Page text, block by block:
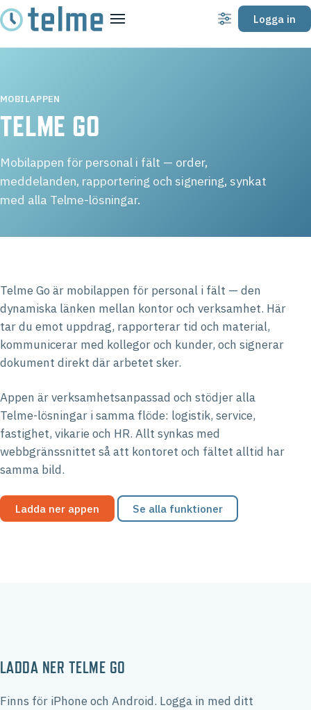
Meny Inställningar
Logga in
MOBILAPPEN
TELME GO
Mobilappen för personal i fält — order,
meddelanden, rapportering och signering, synkat
med alla Telme-lösningar.
Telme Go är mobilappen för personal i fält — den
dynamiska länken mellan kontor och verksamhet. Här
tar du emot uppdrag, rapporterar tid och material,
kommunicerar med kollegor och kunder, och signerar
dokument direkt där arbetet sker.
Appen är verksamhetsanpassad och stödjer alla
Telme-lösningar i samma flöde: logistik, service,
fastighet, vikarie och HR. Allt synkas med
webbgränssnittet så att kontoret och fältet alltid har
samma bild.
Ladda ner appen Se alla funktioner
LADDA NER TELME GO
Finns för iPhone och Android. Logga in med ditt